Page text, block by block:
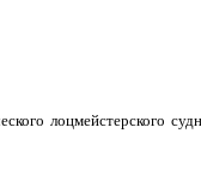
лоцмейстерского